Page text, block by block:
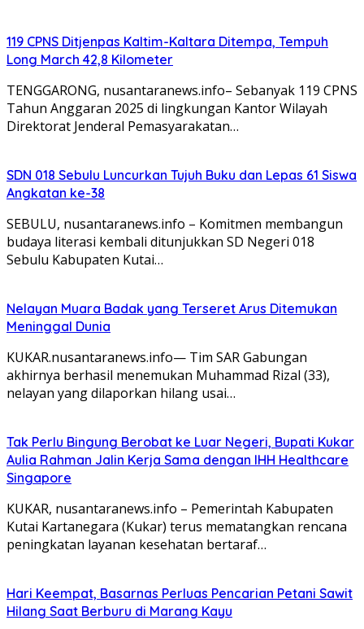
119 CPNS Ditjenpas Kaltim-Kaltara Ditempa, Tempuh
Long March 42,8 Kilometer
TENGGARONG, nusantaranews.info– Sebanyak 119 CPNS
Tahun Anggaran 2025 di lingkungan Kantor Wilayah
Direktorat Jenderal Pemasyarakatan…
SDN 018 Sebulu Luncurkan Tujuh Buku dan Lepas 61 Siswa
Angkatan ke-38
SEBULU, nusantaranews.info – Komitmen membangun
budaya literasi kembali ditunjukkan SD Negeri 018
Sebulu Kabupaten Kutai…
Nelayan Muara Badak yang Terseret Arus Ditemukan
Meninggal Dunia
KUKAR.nusantaranews.info— Tim SAR Gabungan
akhirnya berhasil menemukan Muhammad Rizal (33),
nelayan yang dilaporkan hilang usai…
Tak Perlu Bingung Berobat ke Luar Negeri, Bupati Kukar
Aulia Rahman Jalin Kerja Sama dengan IHH Healthcare
Singapore
KUKAR, nusantaranews.info – Pemerintah Kabupaten
Kutai Kartanegara (Kukar) terus mematangkan rencana
peningkatan layanan kesehatan bertaraf…
Hari Keempat, Basarnas Perluas Pencarian Petani Sawit
Hilang Saat Berburu di Marang Kayu